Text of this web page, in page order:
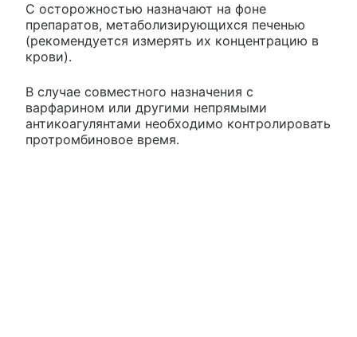
С осторожностью назначают на фоне
препаратов, метаболизирующихся печенью
(рекомендуется измерять их концентрацию в
крови).
В случае совместного назначения с
варфарином или другими непрямыми
антикоагулянтами необходимо контролировать
протромбиновое время.